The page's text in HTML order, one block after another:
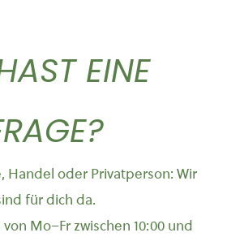
EINE
Handel oder Privatperson: Wir
für dich da.
Mo–Fr zwischen 10:00 und